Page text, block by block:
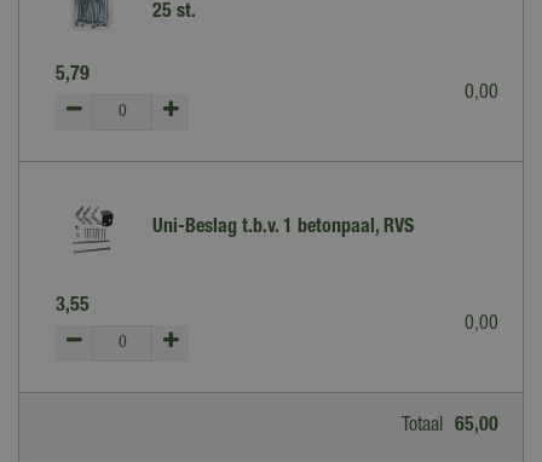
25 st.
5,79
0,00
Uni-Beslag t.b.v. 1 betonpaal, RVS
3,55
0,00
Totaal 65,00